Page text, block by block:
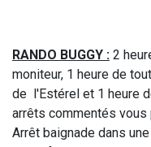
RANDO BUGGY : 2
moniteur, 1 heure de
de l'Estérel et 1 heure
arrêts commentés vous
Arrêt baignade dans